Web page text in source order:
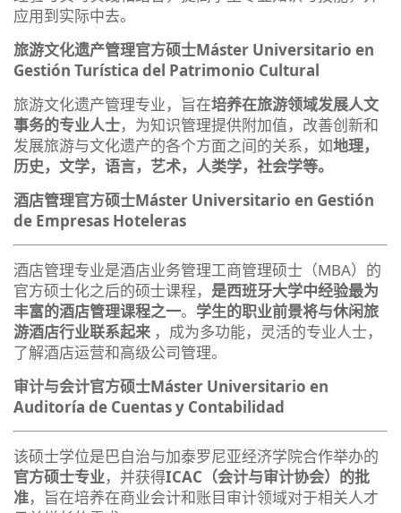
应用到实际中去。
旅游文化遗产管理官方硕士Máster Universitario en
Gestión Turística del Patrimonio Cultural
旅游文化遗产管理专业，旨在培养在旅游领域发展人文
事务的专业人士，为知识管理提供附加值，改善创新和
发展旅游与文化遗产的各个方面之间的关系，如地理，
历史，文学，语言，艺术，人类学，社会学等。
酒店管理官方硕士Máster Universitario en Gestión
de Empresas Hoteleras
酒店管理专业是酒店业务管理工商管理硕士（MBA）的
官方硕士化之后的硕士课程， 是西班牙大学中经验最为
丰富的酒店管理课程之一。 学生的职业前景将与休闲旅
游酒店行业联系起来 ，成为多功能，灵活的专业人士，
了解酒店运营和高级公司管理。
审计与会计官方硕士Máster Universitario en
Auditoría de Cuentas y Contabilidad
该硕士学位是巴自治与加泰罗尼亚经济学院合作举办的
官方硕士专业，并获得ICAC（会计与审计协会）的批
准，旨在培养在商业会计和账目审计领域对于相关人才